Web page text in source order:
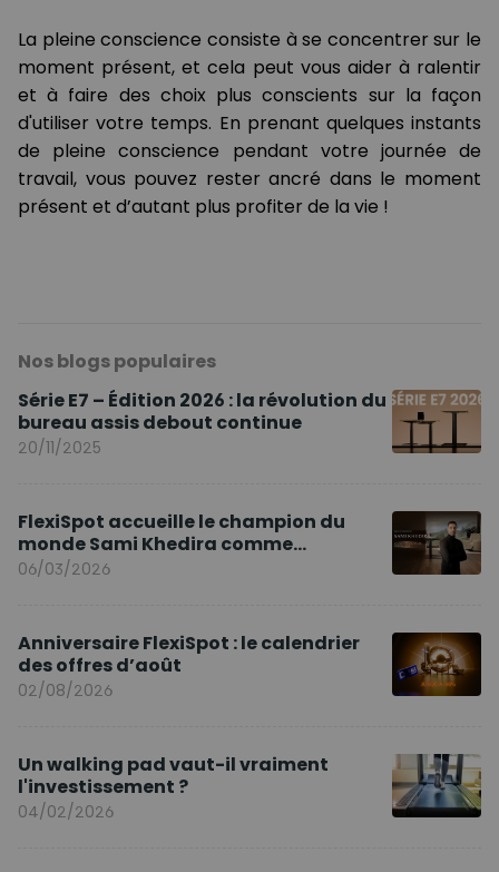
La pleine conscience consiste à se concentrer sur le
moment présent, et cela peut vous aider à ralentir
et à faire des choix plus conscients sur la façon
d'utiliser votre temps. En prenant quelques instants
de pleine conscience pendant votre journée de
travail, vous pouvez rester ancré dans le moment
présent et d’autant plus profiter de la vie !
Nos blogs populaires
Série E7 – Édition 2026 : la révolution du
bureau assis debout continue
20/11/2025
FlexiSpot accueille le champion du
monde Sami Khedira comme
ambassadeur de la marque en Europe
06/03/2026
Anniversaire FlexiSpot : le calendrier
des offres d’août
02/08/2026
Un walking pad vaut-il vraiment
l'investissement ?
04/02/2026